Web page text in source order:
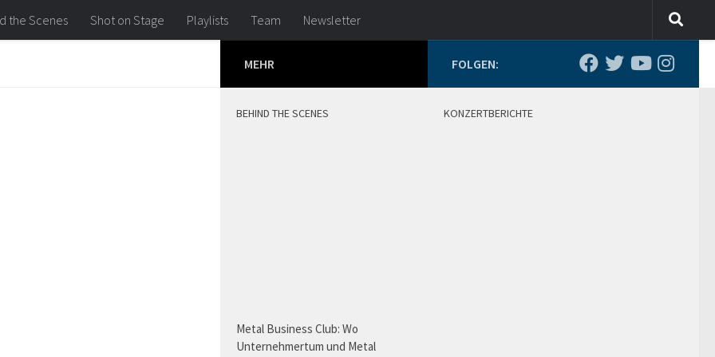
the Scenes Shot on Stage Playlists Team Newsletter
FOLGEN:
KONZERTBERICHTE
MEHR
BEHIND THE SCENES
Metal Business Club: Wo
Unternehmertum und Metal